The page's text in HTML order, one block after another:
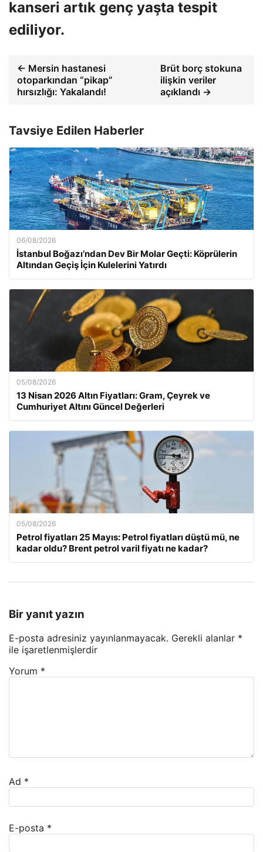
kanseri artık genç yaşta tespit
ediliyor.
← Mersin hastanesi
otoparkından “pikap”
hırsızlığı: Yakalandı!
Brüt borç stokuna
ilişkin veriler
açıklandı →
Tavsiye Edilen Haberler
06/08/2026
İstanbul Boğazı’ndan Dev Bir Molar Geçti: Köprülerin
Altından Geçiş İçin Kulelerini Yatırdı
05/08/2026
13 Nisan 2026 Altın Fiyatları: Gram, Çeyrek ve
Cumhuriyet Altını Güncel Değerleri
05/08/2026
Petrol fiyatları 25 Mayıs: Petrol fiyatları düştü mü, ne
kadar oldu? Brent petrol varil fiyatı ne kadar?
Bir yanıt yazın
E-posta adresiniz yayınlanmayacak. Gerekli alanlar *
ile işaretlenmişlerdir
Yorum *
Ad *
E-posta *